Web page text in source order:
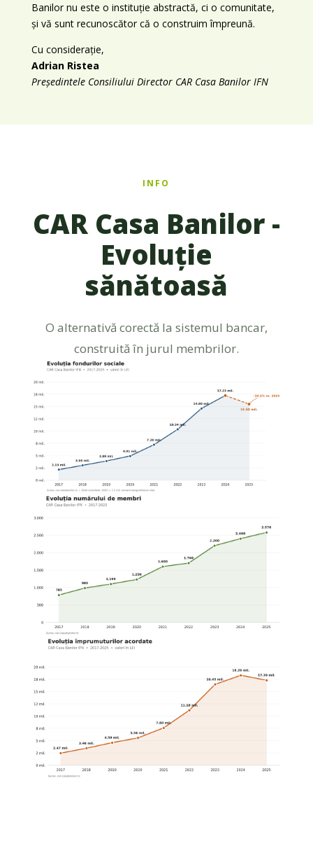
Banilor nu este o instituție abstractă, ci o comunitate,
și vă sunt recunoscător că o construim împreună.
Cu considerație,
Adrian Ristea
Președintele Consiliului Director CAR Casa Banilor IFN
INFO
CAR Casa Banilor -
Evoluție
sănătoasă
O alternativă corectă la sistemul bancar,
construită în jurul membrilor.